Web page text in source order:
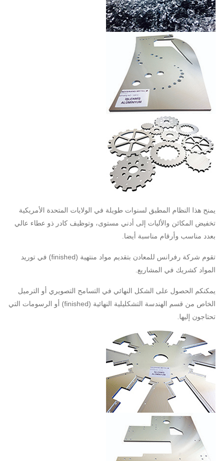
يمنح هذا النظام المطبق لسنوات طويلة في الولايات المتحدة الأمريكية
تخفيض المكائن والأليات إلى أدني مستوى، وتوظيف كادر ذو عطاء عالي
بعدد مناسب وأرقام مناسبة أيضا.
تقوم شركة رفرانس للمعادن بتقديم مواد منتهية (finished) في توريد
المواد كشريك في المشاريع.
يمكنكم الحصول على الشكل النهائي في التسامح التصويري أو الترميل
الخاص من قسم الهندسة التشكليلية النهائية (finished) أو الرسومات التي
تحتاجون إليها.